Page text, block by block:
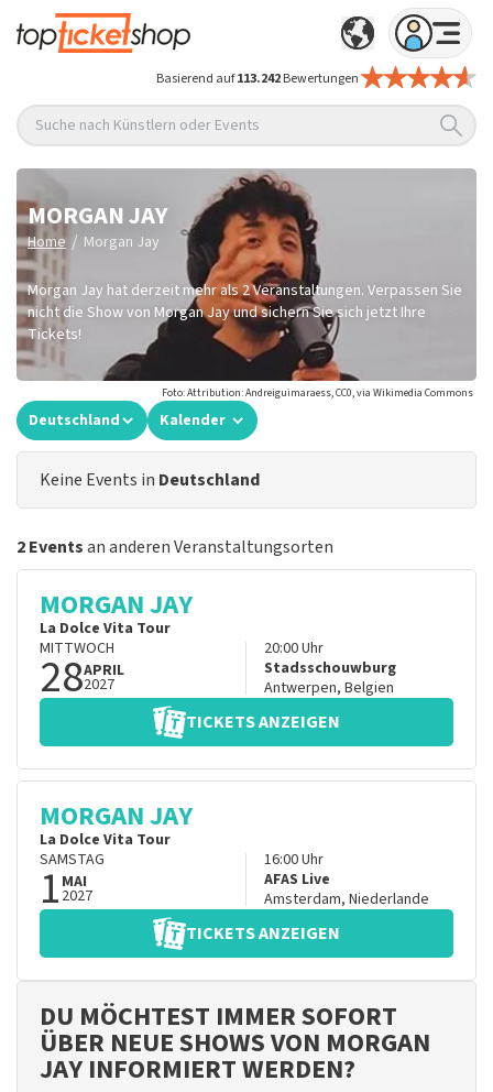
Basierend auf113.242Bewertungen
Suche nach Künstlern oder Events
MORGAN JAY
Home / Morgan Jay
Morgan Jay hat derzeit mehr als 2 Veranstaltungen. Verpassen Sie
nicht die Show von Morgan Jay und sichern Sie sich jetzt Ihre
Tickets!
Foto: Attribution: Andreiguimaraess, CC0, via Wikimedia Commons
Deutschland Kalender
Keine Events in Deutschland
2 Eventsan anderen Veranstaltungsorten
MORGAN JAY
La Dolce Vita Tour
MITTWOCH
28APRIL
2027
20:00Uhr
Stadsschouwburg
Antwerpen, Belgien
TICKETS ANZEIGEN
MORGAN JAY
La Dolce Vita Tour
SAMSTAG
1 MAI
2027
16:00Uhr
AFAS Live
Amsterdam, Niederlande
TICKETS ANZEIGEN
DU MÖCHTEST IMMER SOFORT
ÜBER NEUE SHOWS VON MORGAN
JAY INFORMIERT WERDEN?